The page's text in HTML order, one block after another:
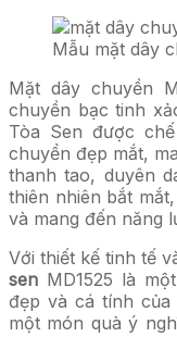
Mẫu mặt dây
Mặt dây chuyền
chuyền bạc tinh
Tòa Sen được
chuyển đẹp mắt,
thanh tao, duyên
thiên nhiên bắt
và mang đến năng
Với thiết kế tinh tế
sen MD1525 là
đẹp và cá tính
một món quà ý